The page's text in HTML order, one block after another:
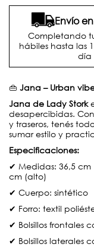
Envío
Completando
hábiles hasta las
día
👜 Jana – Urban
Jana de Lady Stork
desapercibidas. Con
y traseros, tenés
sumar estilo y
Especificaciones:
✔ Medidas: 36,5
cm (alto)
✔ Cuerpo: sintético
✔ Forro: textil
✔ Bolsillos frontales
✔ Bolsillos laterales